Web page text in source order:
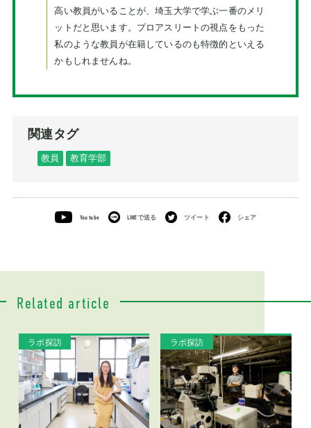
高い教員がいることが、埼玉大学で学ぶ一番のメリ
ットだと思います。プロアスリートの視点をもった
私のような教員が在籍しているのも特徴的といえる
かもしれませんね。
関連タグ
教員 教育学部
You tube LINEで送る ツイート シェア
Related article
ラボ探訪 ラボ探訪